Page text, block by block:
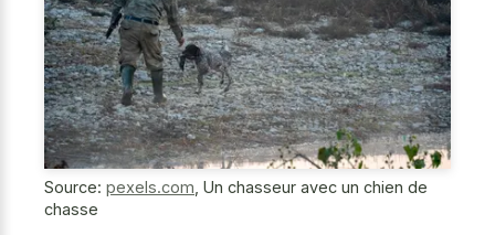
Source: pexels.com Un chasseur avec un chien de
chasse